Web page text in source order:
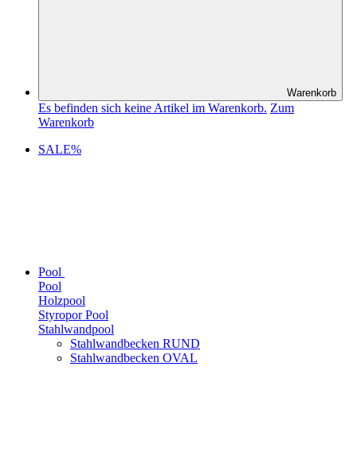
Warenkorb
Es befinden sich keine Artikel im Warenkorb. Zum
Warenkorb
SALE%
Pool
Pool
Holzpool
Styropor Pool
Stahlwandpool
Stahlwandbecken RUND
Stahlwandbecken OVAL